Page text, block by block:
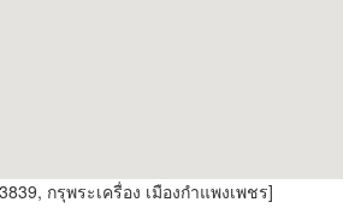
กรุพระเครื่อง เมืองกำแพงเพชร]